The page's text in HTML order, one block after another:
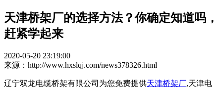
天津桥架厂的选择方法？你确定知道吗，
赶紧学起来
2020-05-20 23:19:00
来源：http://www.hxslqj.com/news378326.html
辽宁双龙电缆桥架有限公司为您免费提供天津桥架厂,天津电